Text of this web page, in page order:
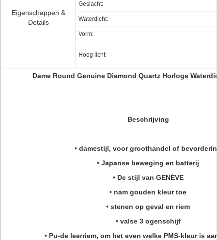
Eigenschappen &
Details
Geslacht:
Waterdicht:
Vorm:
Hoog licht:
Dame Round Genuine Diamond Quartz Horloge
Beschrijving
• damestijl, voor groothandel of
• Japanse beweging en batterij
• De stijl van GENÈVE
• nam gouden kleur toe
• stenen op geval en riem
• valse 3 ogenschijf
• Pu-de leerriem, om het even welke PMS-kleur is